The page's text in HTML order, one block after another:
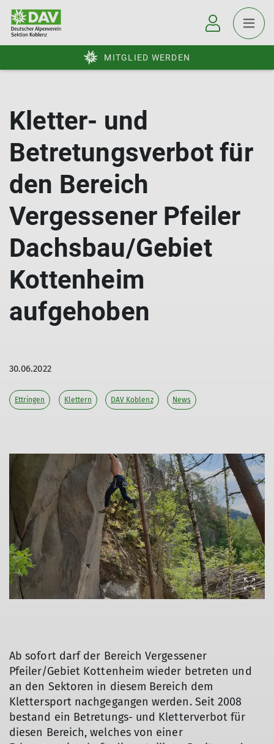
MITGLIED WERDEN
Kletter- und
Betretungsverbot für
den Bereich
Vergessener Pfeiler
Dachsbau/Gebiet
Kottenheim
aufgehoben
30.06.2022
Ettringen Klettern DAV Koblenz News
© Rainer Maximini
Ab sofort darf der Bereich Vergessener
Pfeiler/Gebiet Kottenheim wieder betreten und
an den Sektoren in diesem Bereich dem
Klettersport nachgegangen werden. Seit 2008
bestand ein Betretungs- und Kletterverbot für
diesen Bereich, welches von einer
© Rainer Maximini